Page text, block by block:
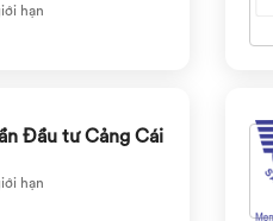
hạn
Đầu tư Cảng Cái
hạn